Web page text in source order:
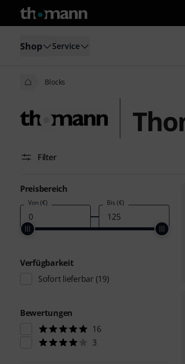
Shop Service
Blocks
Filter
Preisbereich
Von (€) Bis (€)
Verfügbarkeit
Sofort lieferbar (19)
Bewertungen
16
3